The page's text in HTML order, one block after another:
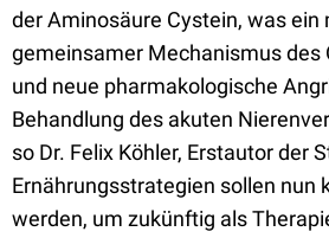
der Aminosäure Cystein, was ein
gemeinsamer Mechanismus des
und neue pharmakologische
Behandlung des akuten
so Dr. Felix Köhler, Erstautor der
Ernährungsstrategien sollen nun
werden, um zukünftig als